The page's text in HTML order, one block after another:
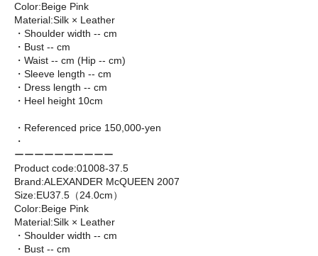
Color:Beige Pink
Material:Silk × Leather
・Shoulder width -- cm
・Bust -- cm
・Waist -- cm (Hip -- cm)
・Sleeve length -- cm
・Dress length -- cm
・Heel height 10cm
・Referenced price 150,000-yen
・
ーーーーーーーーーー
Product code:01008-37.5
Brand:ALEXANDER McQUEEN 2007
Size:EU37.5（24.0cm）
Color:Beige Pink
Material:Silk × Leather
・Shoulder width -- cm
・Bust -- cm